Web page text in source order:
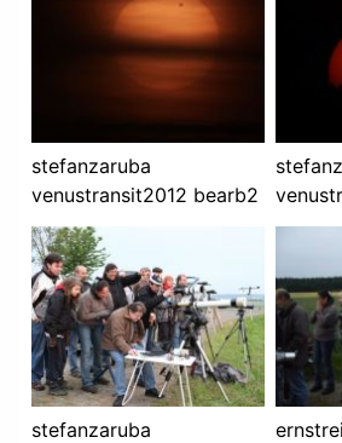
stefanzaruba
venustransit2012 bearb2
stefanzaruba